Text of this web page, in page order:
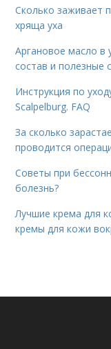
Сколько заживает
хряща уха
Аргановое масло в
состав и полезные
Инструкция по
Scalpelburg. FAQ
За сколько
проводится
Советы при
болезнь?
Лучшие крема для
кремы для кожи